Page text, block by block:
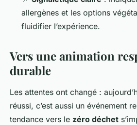
allergènes et les options
fluidifier l’expérience.
Vers une animation
durable
Les attentes ont changé :
réussi, c’est aussi un événement
tendance vers le zéro déchet